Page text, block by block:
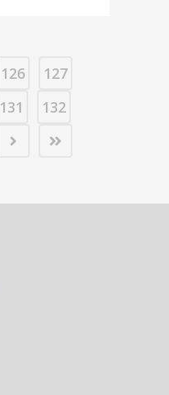
126
127
131
132